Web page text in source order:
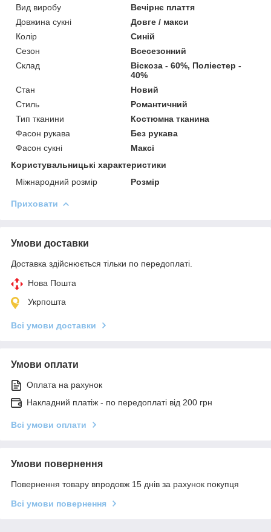
Вид виробу
Вечірнє плаття
Довжина сукні
Довге / макси
Колір
Синій
Сезон
Всесезонний
Склад
Віскоза - 60%, Поліестер -
40%
Стан
Новий
Стиль
Романтичний
Тип тканини
Костюмна тканина
Фасон рукава
Без рукава
Фасон сукні
Максі
Користувальницькі характеристики
Міжнародний розмір
Розмір
Приховати
Умови доставки
Доставка здійснюється тільки по передоплаті.
Нова Пошта
Укрпошта
Всі умови доставки
Умови оплати
Оплата на рахунок
Накладний платіж - по передоплаті від 200 грн
Всі умови оплати
Умови повернення
Повернення товару впродовж 15 днів за рахунок покупця
Всі умови повернення